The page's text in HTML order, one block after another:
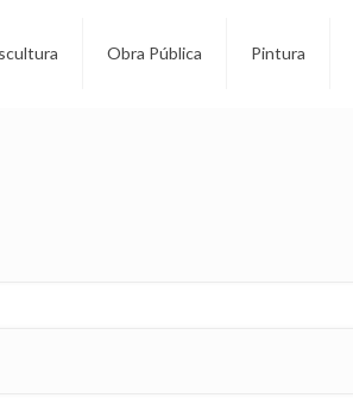
Obra Pública Pintura